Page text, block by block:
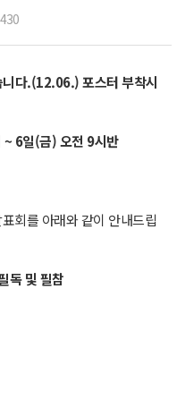
다.(12.06.)포스터 부착시
~ 6일(금)오전 9시반
회를 아래와 같이 안내드립
독 및 필참